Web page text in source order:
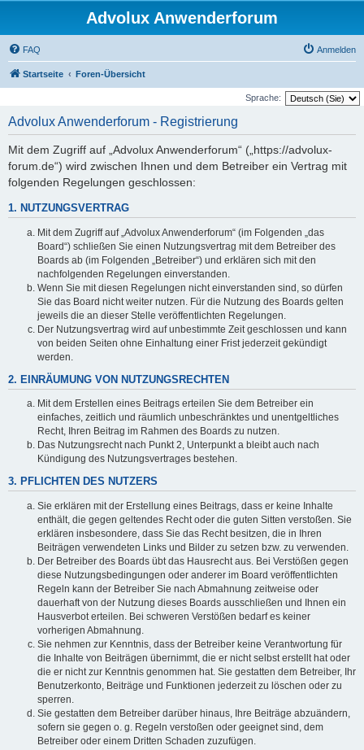
Advolux Anwenderforum
FAQ Anmelden
Startseite Foren-Übersicht
Sprache:
Advolux Anwenderforum - Registrierung
Mit dem Zugriff auf „Advolux Anwenderforum“ („https://advolux-
forum.de“) wird zwischen Ihnen und dem Betreiber ein Vertrag mit
folgenden Regelungen geschlossen:
1. NUTZUNGSVERTRAG
Mit dem Zugriff auf „Advolux Anwenderforum“ (im Folgenden „das
Board“) schließen Sie einen Nutzungsvertrag mit dem Betreiber des
Boards ab (im Folgenden „Betreiber“) und erklären sich mit den
nachfolgenden Regelungen einverstanden.
Wenn Sie mit diesen Regelungen nicht einverstanden sind, so dürfen
Sie das Board nicht weiter nutzen. Für die Nutzung des Boards gelten
jeweils die an dieser Stelle veröffentlichten Regelungen.
Der Nutzungsvertrag wird auf unbestimmte Zeit geschlossen und kann
von beiden Seiten ohne Einhaltung einer Frist jederzeit gekündigt
werden.
2. EINRÄUMUNG VON NUTZUNGSRECHTEN
Mit dem Erstellen eines Beitrags erteilen Sie dem Betreiber ein
einfaches, zeitlich und räumlich unbeschränktes und unentgeltliches
Recht, Ihren Beitrag im Rahmen des Boards zu nutzen.
Das Nutzungsrecht nach Punkt 2, Unterpunkt a bleibt auch nach
Kündigung des Nutzungsvertrages bestehen.
3. PFLICHTEN DES NUTZERS
Sie erklären mit der Erstellung eines Beitrags, dass er keine Inhalte
enthält, die gegen geltendes Recht oder die guten Sitten verstoßen. Sie
erklären insbesondere, dass Sie das Recht besitzen, die in Ihren
Beiträgen verwendeten Links und Bilder zu setzen bzw. zu verwenden.
Der Betreiber des Boards übt das Hausrecht aus. Bei Verstößen gegen
diese Nutzungsbedingungen oder anderer im Board veröffentlichten
Regeln kann der Betreiber Sie nach Abmahnung zeitweise oder
dauerhaft von der Nutzung dieses Boards ausschließen und Ihnen ein
Hausverbot erteilen. Bei schweren Verstößen bedarf es keiner
vorherigen Abmahnung.
Sie nehmen zur Kenntnis, dass der Betreiber keine Verantwortung für
die Inhalte von Beiträgen übernimmt, die er nicht selbst erstellt hat oder
die er nicht zur Kenntnis genommen hat. Sie gestatten dem Betreiber, Ihr
Benutzerkonto, Beiträge und Funktionen jederzeit zu löschen oder zu
sperren.
Sie gestatten dem Betreiber darüber hinaus, Ihre Beiträge abzuändern,
sofern sie gegen o. g. Regeln verstoßen oder geeignet sind, dem
Betreiber oder einem Dritten Schaden zuzufügen.